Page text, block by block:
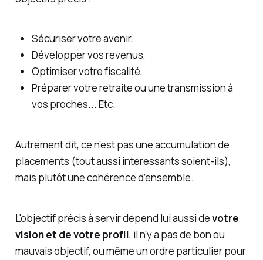
Sécuriser votre avenir,
Développer vos revenus,
Optimiser votre fiscalité,
Préparer votre retraite ou une transmission à
vos proches... Etc.
Autrement dit, ce n’est pas une accumulation de
placements (tout aussi intéressants soient-ils),
mais plutôt une cohérence d’ensemble.
L'objectif précis à servir dépend lui aussi devotre
vision et de votre profil, il n'y a pas de bon ou
mauvais objectif, ou même un ordre particulier pour